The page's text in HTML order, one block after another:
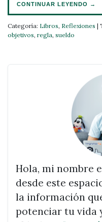
CONTINUAR LEYENDO →
Categoría: Libros, Reflexiones |
objetivos, regla, sueldo
Hola, mi nombre
desde este
la información
potenciar tu vida